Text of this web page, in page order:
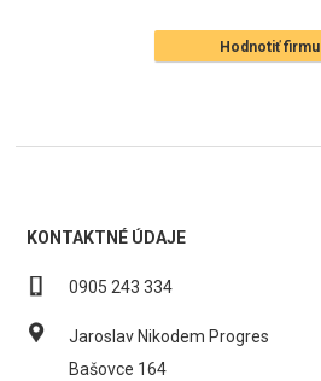
Hodnotiť firmu
KONTAKTNÉ ÚDAJE
0905 243 334
Jaroslav Nikodem Progres
Bašovce 164